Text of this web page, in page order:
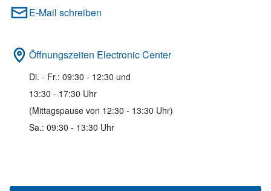
E-Mail schreiben
Öffnungszeiten Electronic Center
Di. - Fr.: 09:30 - 12:30 und
13:30 - 17:30 Uhr
(Mittagspause von 12:30 - 13:30 Uhr)
Sa.: 09:30 - 13:30 Uhr